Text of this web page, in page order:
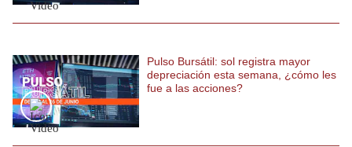
Pulso Bursátil: sol registra mayor
depreciación esta semana, ¿cómo les
fue a las acciones?